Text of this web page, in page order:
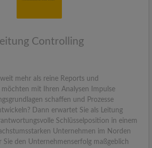
Controlling
mehr als reine Reports und
möchten mit Ihren Analysen Impulse
schaffen und Prozesse
Dann erwartet Sie als Leitung
Schlüsselposition in einem
Unternehmen im Norden
Sie den Unternehmenserfolg maßgeblich